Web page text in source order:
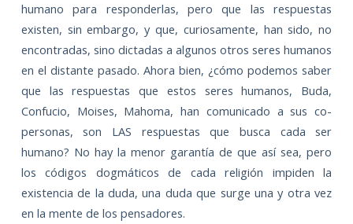
humano para responderlas, pero que las respuestas
existen, sin embargo, y que, curiosamente, han sido, no
encontradas, sino dictadas a algunos otros seres humanos
en el distante pasado. Ahora bien, ¿cómo podemos saber
que las respuestas que estos seres humanos, Buda,
Confucio, Moises, Mahoma, han comunicado a sus co-
personas, son LAS respuestas que busca cada ser
humano? No hay la menor garantía de que así sea, pero
los códigos dogmáticos de cada religión impiden la
existencia de la duda, una duda que surge una y otra vez
en la mente de los pensadores.